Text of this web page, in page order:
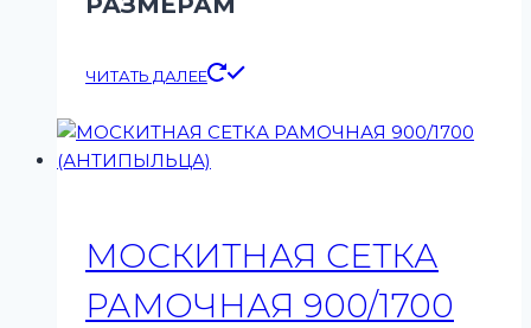
ЧИТАТЬ ДАЛЕЕ
МОСКИТНАЯ СЕТКА
РАМОЧНАЯ 900/1700